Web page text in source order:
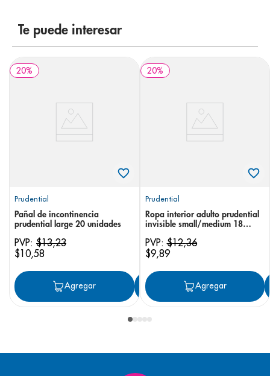
Te puede interesar
20%
Prudential
Pañal de incontinencia
prudential large 20 unidades
PVP: $13,23
$10,58
Agregar Agregar
20%
Prudential
Ropa interior adulto prudential
invisible small/medium 18
PVP:$12,36
$9,89
Agregar